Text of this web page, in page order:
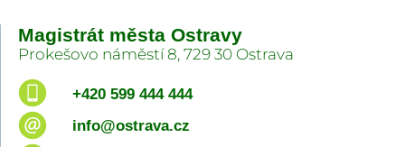
Magistrát města Ostravy
Prokešovo náměstí 8, 729 30 Ostrava
+420 599 444 444
info@ostrava.cz